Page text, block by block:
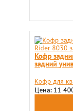
Кофр
задний
Кофр для
Цена: 11